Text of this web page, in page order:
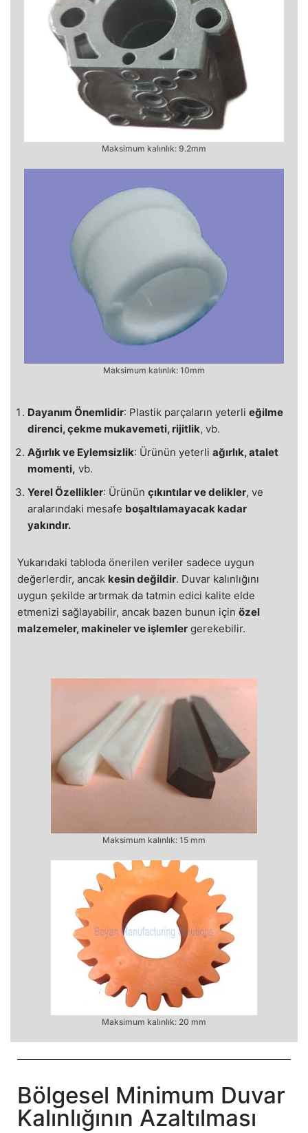
Maksimum kalınlık: 9.2mm
Maksimum kalınlık: 10mm
Dayanım Önemlidir: Plastik parçaların yeterli eğilme
direnci, çekme mukavemeti, rijitlik, vb.
Ağırlık ve Eylemsizlik: Ürünün yeterli ağırlık, atalet
momenti, vb.
Yerel Özellikler: Ürünün çıkıntılar ve delikler, ve
aralarındaki mesafe boşaltılamayacak kadar
yakındır.
Yukarıdaki tabloda önerilen veriler sadece uygun
değerlerdir, ancak kesin değildir. Duvar kalınlığını
uygun şekilde artırmak da tatmin edici kalite elde
etmenizi sağlayabilir, ancak bazen bunun için özel
malzemeler, makineler ve işlemler gerekebilir.
Maksimum kalınlık: 15 mm
Maksimum kalınlık: 20 mm
Bölgesel Minimum Duvar
Kalınlığının Azaltılması